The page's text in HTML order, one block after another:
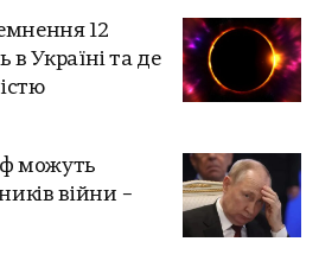
12
в Україні та де
можуть
війни –